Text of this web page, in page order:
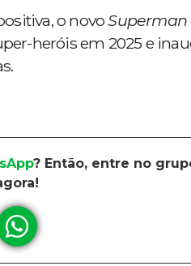
o novoSuperman
heróis em 2025 e
? Então, entre no